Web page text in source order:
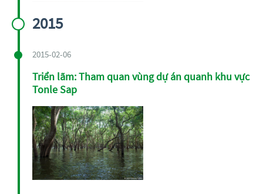
2015
2015-02-06
Triển lãm: Tham quan vùng dự án quanh khu vực
Tonle Sap